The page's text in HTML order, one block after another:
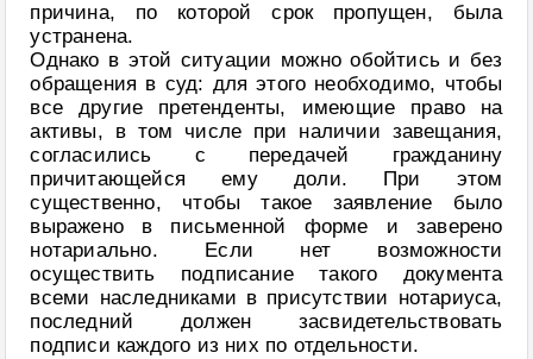
причина, по которой срок пропущен, была
устранена.
Однако в этой ситуации можно обойтись и без
обращения в суд: для этого необходимо, чтобы
все другие претенденты, имеющие право на
активы, в том числе при наличии завещания,
согласились с передачей гражданину
причитающейся ему доли. При этом
существенно, чтобы такое заявление было
выражено в письменной форме и заверено
нотариально. Если нет возможности
осуществить подписание такого документа
всеми наследниками в присутствии нотариуса,
последний должен засвидетельствовать
подписи каждого из них по отдельности.